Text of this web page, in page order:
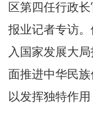
区第四任行政
报业记者专访
入国家发展大
面推进中华民
以发挥独特作